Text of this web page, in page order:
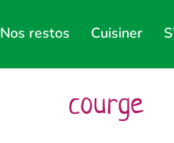
Nos restos Cuisiner
courge